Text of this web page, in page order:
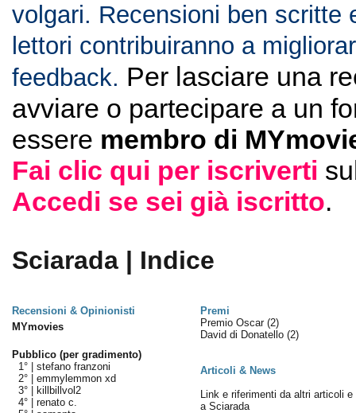
volgari. Recensioni ben scritte
lettori contribuiranno a
feedback. Per lasciare una
avviare o partecipare a un
essere membro di
Fai clic qui per iscriverti
Accedi se sei già iscritto.
Sciarada | Indice
Recensioni & Opinionisti
Premi
MYmovies
Pubblico (per gradimento)
1° | stefano franzoni
2° | emmylemmon xd
3° |
killbillvol2
4° | renato c.
Premio Oscar (2)
David di Donatello (2)
Articoli & News
Link e riferimenti da altri articoli e
a Sciarada